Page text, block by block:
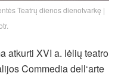
Teatrų dienos dienotvarkę |
atkurti XVI a. lėlių teatro
Commedia dell‘arte